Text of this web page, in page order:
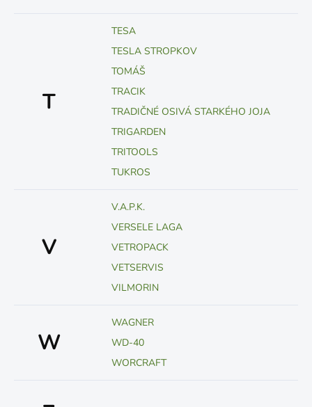
T
TESA
TESLA STROPKOV
TOMÁŠ
TRACIK
TRADIČNÉ OSIVÁ STARKÉHO JOJA
TRIGARDEN
TRITOOLS
TUKROS
V
V.A.P.K.
VERSELE LAGA
VETROPACK
VETSERVIS
VILMORIN
W
WAGNER
WD-40
WORCRAFT